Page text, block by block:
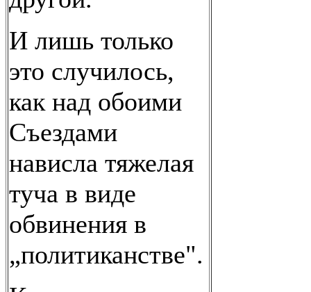
И лишь только
это случилось,
как над обоими
Съездами
нависла тяжелая
туча в виде
обвинения в
„политиканстве".